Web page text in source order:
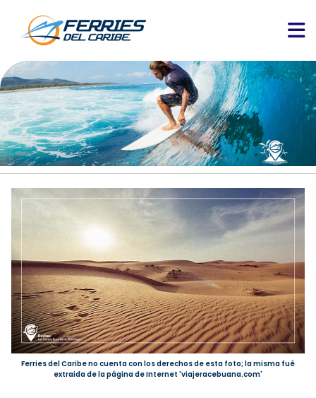
Ferries del Caribe no cuenta con los derechos de esta foto; la misma fué
extraida de la página de Internet 'viajeracebuana.com'